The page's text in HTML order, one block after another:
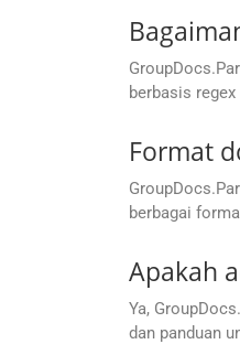
berbasis
Format
berbagai
Apakah
Ya,
dan panduan